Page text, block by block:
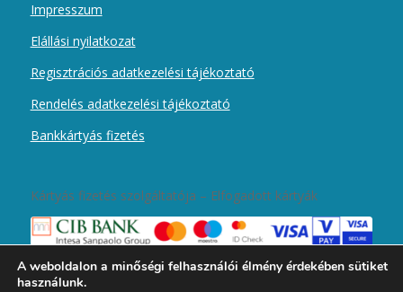
Impresszum
Elállási nyilatkozat
Regisztrációs adatkezelési tájékoztató
Rendelés adatkezelési tájékoztató
Bankkártyás fizetés
Kártyás fizetés szolgáltatója – Elfogadott kártyák
A weboldalon a minőségi felhasználói élmény érdekében sütiket
használunk.